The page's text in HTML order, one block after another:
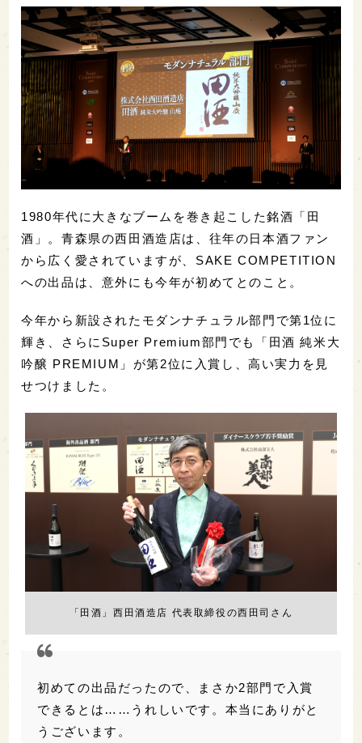
1980年代に大きなブームを巻き起こした銘酒「田
酒」。青森県の西田酒造店は、往年の日本酒ファン
から広く愛されていますが、SAKE COMPETITION
への出品は、意外にも今年が初めてとのこと。
今年から新設されたモダンナチュラル部門で第1位に
輝き、さらにSuper Premium部門でも「田酒 純米大
吟醸 PREMIUM」が第2位に入賞し、高い実力を見
せつけました。
「田酒」西田酒造店 代表取締役の西田司さん
初めての出品だったので、まさか2部門で入賞
できるとは……うれしいです。本当にありがと
うございます。